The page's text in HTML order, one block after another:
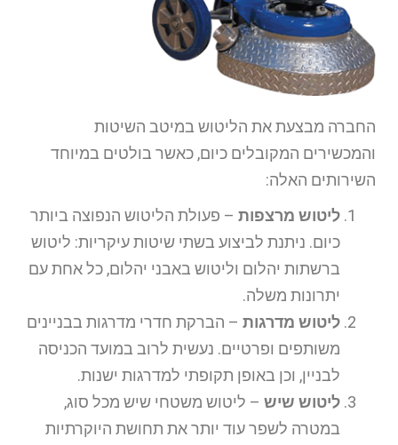
החברה מבצעת את הליטוש במיטב השיטות
והמכשירים המקובלים כיום, כאשר בולטים במיוחד
השירותים האלה:
ליטוש מרצפות – פעולת הליטוש הנפוצה ביותר
כיום. ניתנת לביצוע בשתי שיטות עיקריות: ליטוש
ברשתות יהלום וליטוש באבני יהלום, כל אחת עם
יתרונות משלה.
ליטוש מדרגות – הברקת חדרי מדרגות בבניינים
משותפים ופרטיים. נעשית לרוב במועד הכניסה
לבניין, וכן באופן תקופתי למדרגות ישנות.
ליטוש שיש – ליטוש משטחי שיש מכל סוג,
במטרה לשפר עוד יותר את תחושת היוקרתיות